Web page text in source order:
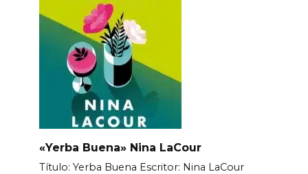
«Yerba Buena» Nina LaCour
Título: Yerba Buena Еscritor: Nina LaCour